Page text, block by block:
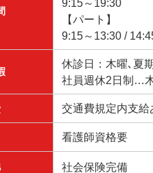
9:15～19:30
【パート】
9:15～13:30 /
休診日：木曜､夏
社員週休2日制…
交通費規定内支給
看護師資格要
社会保険完備